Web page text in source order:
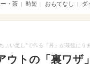
・茶 時短 おもてなし ダ
ょい足し”で作る『丼』が最強にう
ウトの「裏ワザ